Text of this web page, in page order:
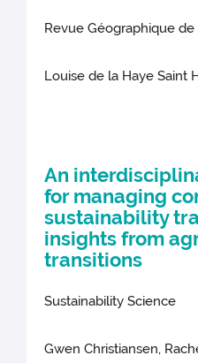
Revue Géographique de
Louise de la Haye Saint
An
for managing
sustainability
insights from
transitions
Sustainability Science
Gwen Christiansen,